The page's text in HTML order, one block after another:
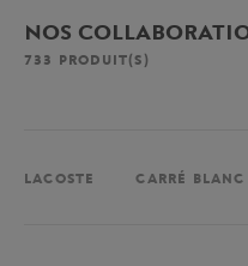
NOS
733 PRODUIT(S)
LACOSTE CARRÉ BLANC